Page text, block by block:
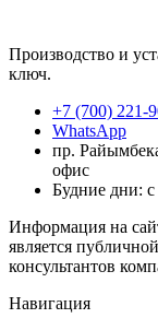
Производство и
ключ.
+7 (700) 221-
WhatsApp
пр.
офис
Будние дни:
Информация на
является
консультантов
Навигация